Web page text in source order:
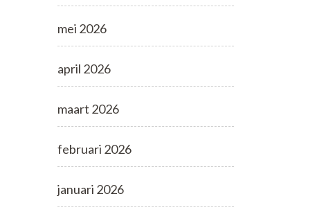
mei 2026
april 2026
maart 2026
februari 2026
januari 2026